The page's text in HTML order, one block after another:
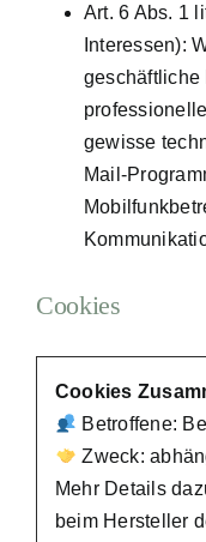
Art. 6 Abs. 1
Interessen):
geschäftliche
gewisse
Mail-
Cookies
Cookies
Betroffene:
Zweck:
Mehr Details
beim Hersteller